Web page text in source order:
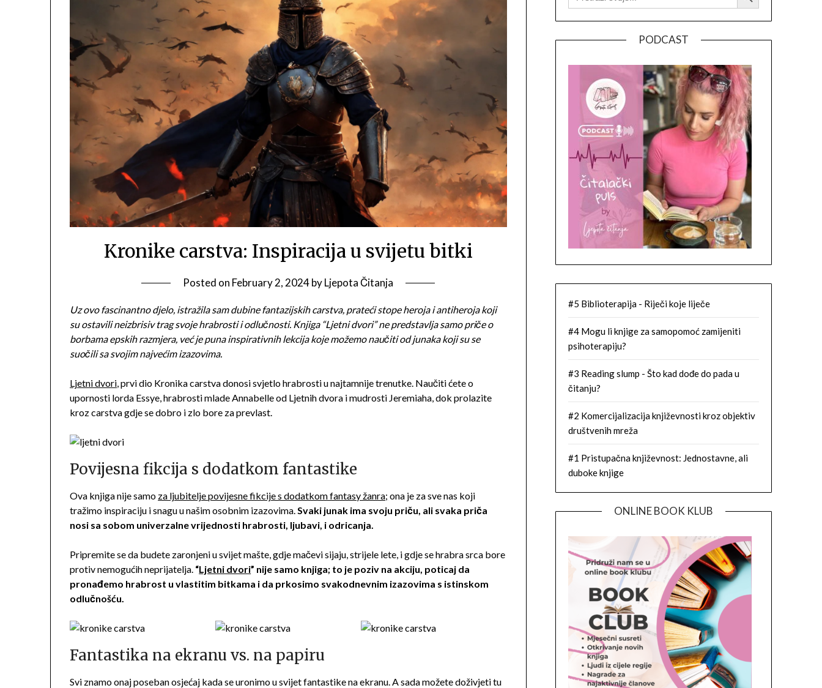
Kronike carstva: Inspiracija u svijetu bitki
Posted on February 2, 2024byLjepota Čitanja
Uz ovo fascinantno djelo, istražila sam dubine fantazijskih carstva, prateći stope heroja i antiheroja koji
su ostavili neizbrisiv trag svoje hrabrosti i odlučnosti. Knjiga “Ljetni dvori” ne predstavlja samo priče o
borbama epskih razmjera, već je puna inspirativnih lekcija koje možemo naučiti od junaka koji su se
suočili sa svojim najvećim izazovima.
Ljetni dvori, prvi dio Kronika carstva donosi svjetlo hrabrosti u najtamnije trenutke. Naučiti ćete o
upornosti lorda Essye, hrabrosti mlade Annabelle od Ljetnih dvora i mudrosti Jeremiaha, dok prolazite
kroz carstva gdje se dobro i zlo bore za prevlast.
Povijesna fikcija s dodatkom fantastike
Ova knjiga nije samo za ljubitelje povijesne fikcije s dodatkom fantasy žanra; ona je za sve nas koji
tražimo inspiraciju i snagu u našim osobnim izazovima.Svaki junak ima svoju priču, ali svaka priča
nosi sa sobom univerzalne vrijednosti hrabrosti, ljubavi, i odricanja.
Pripremite se da budete zaronjeni u svijet mašte, gdje mačevi sijaju, strijele lete, i gdje se hrabra srca bore
protiv nemogućih neprijatelja. “Ljetni dvori” nije samo knjiga; to je poziv na akciju, poticaj da
pronađemo hrabrost u vlastitim bitkama i da prkosimo svakodnevnim izazovima s istinskom
odlučnošću.
Fantastika na ekranu vs. na papiru
Svi znamo onaj poseban osjećaj kada se uronimo u svijet fantastike na ekranu. A sada možete doživjeti tu
PODCAST
#5 Biblioterapija - Riječi koje liječe
#4 Mogu li knjige za samopomoć zamijeniti
psihoterapiju?
#3 Reading slump - Što kad dođe do pada u
čitanju?
#2 Komercijalizacija književnosti kroz objektiv
društvenih mreža
#1 Pristupačna književnost: Jednostavne, ali
duboke knjige
ONLINE BOOK KLUB